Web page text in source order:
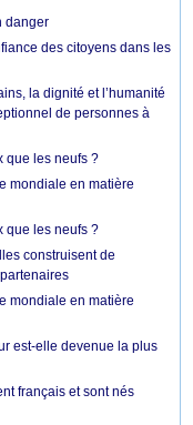
danger
des citoyens dans les
la dignité et l’humanité
de personnes à
que les neufs ?
mondiale en matière
que les neufs ?
construisent de
mondiale en matière
est-elle devenue la plus
français et sont nés